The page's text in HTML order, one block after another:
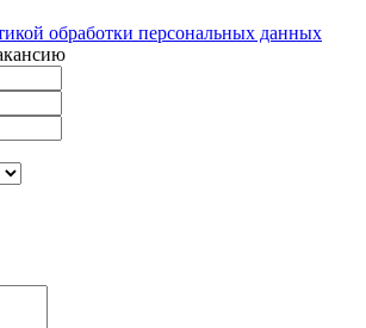
обработки персональных данных